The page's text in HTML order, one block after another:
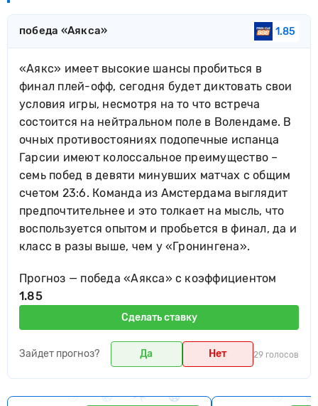
победа «Аякса» 1.85
«Аякс» имеет высокие шансы пробиться в
финал плей-офф, сегодня будет диктовать свои
условия игры, несмотря на то что встреча
состоится на нейтральном поле в Волендаме. В
очных противостояниях подопечные испанца
Гарсии имеют колоссальное преимущество –
семь побед в девяти минувших матчах с общим
счетом 23:6. Команда из Амстердама выглядит
предпочтительнее и это толкает на мысль, что
воспользуется опытом и пробьется в финал, да и
класс в разы выше, чем у «Гронингена».
Прогноз — победа «Аякса» с коэффициентом
1.85
Сделать ставку
Зайдет прогноз? Да Нет 29 голосов